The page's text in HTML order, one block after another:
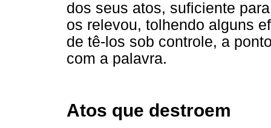
dos seus atos, suficiente
os relevou, tolhendo alguns
de tê-los sob controle, a
com a palavra.
Atos que destroem